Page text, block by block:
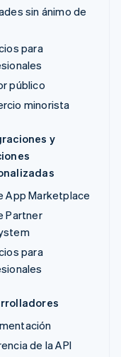
sin ánimo de
para
público
minorista
y
App Marketplace
Partner
para
de la API